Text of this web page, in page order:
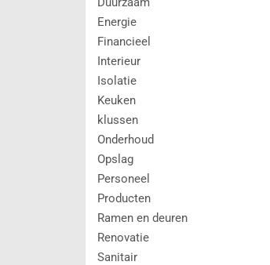
Energie
Financieel
Interieur
Isolatie
Keuken
klussen
Onderhoud
Opslag
Personeel
Producten
Ramen en deuren
Renovatie
Sanitair